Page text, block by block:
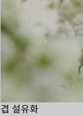
겹 설유화